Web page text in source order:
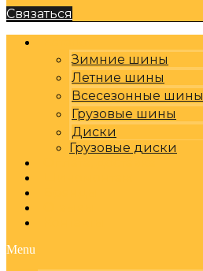
Связаться
Зимние шины
Летние шины
Всесезонные шины
Грузовые шины
Диски
Грузовые диски
Menu